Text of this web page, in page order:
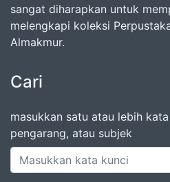
sangat diharapkan untuk
melengkapi koleksi
Almakmur.
Cari
masukkan satu atau lebih
pengarang, atau subjek